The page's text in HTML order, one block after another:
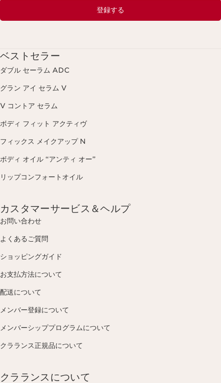
登録する
ベストセラー
ダブル セーラム ADC
グラン アイ セラム V
V コントア セラム
ボディ フィット アクティヴ
フィックス メイクアップ N
ボディ オイル “アンティ オー”
リップコンフォートオイル
カスタマーサービス＆ヘルプ
お問い合わせ
よくあるご質問
ショッピングガイド
お支払方法について
配送について
メンバー登録について
メンバーシッププログラムについて
クラランス正規品について
クラランスについて